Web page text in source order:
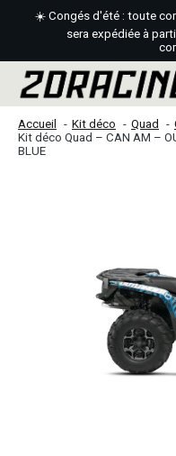
☀️ Congés d'été : toute
sera expédiée à
Accueil Kit déco Quad
Kit déco Quad – CAN AM –
BLUE